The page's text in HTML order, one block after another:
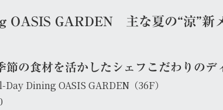
OASIS GARDEN 主な夏の“涼”新
節の食材を活かしたシェフこだわりの
Day Dining OASIS GARDEN（36F）